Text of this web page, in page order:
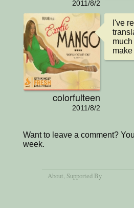
2011/8/2
colorfulteen
2011/8/2
I've
Want to leave a comment?
week.
About , Supported By